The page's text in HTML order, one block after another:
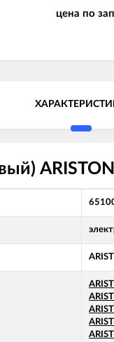
цена по